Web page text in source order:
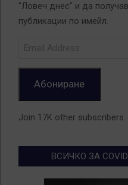
"Ловеч днес" и да
публикации по имейл.
Абониране
Join 17K other subscribers
ВСИЧКО ЗА